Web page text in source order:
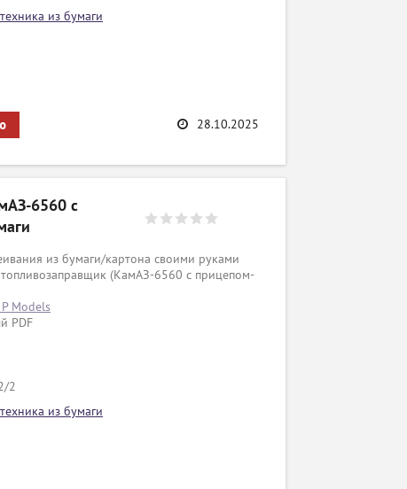
из бумаги
28.10.2025
6560 с
из бумаги/картона своими руками
(КамАЗ-6560 с прицепом-
Models
PDF
2
из бумаги